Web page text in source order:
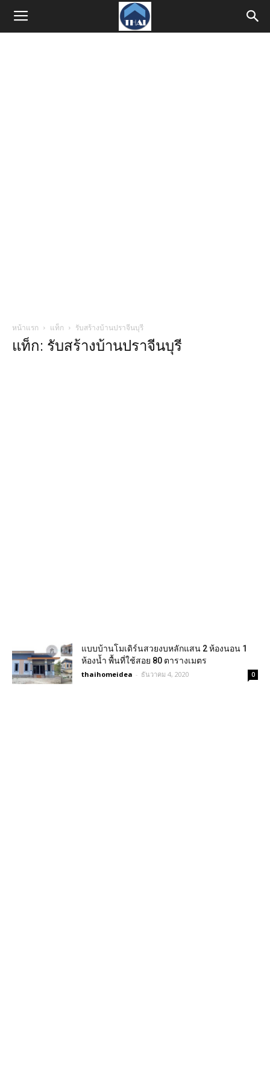
หน้าแรก แท็ก รับสร้างบ้านปราจีนบุรี
แท็ก: รับสร้างบ้านปราจีนบุรี
แบบบ้านโมเดิร์นสวยงบหลักแสน 2 ห้องนอน 1
ห้องน้ำ พื้นที่ใช้สอย 80 ตารางเมตร
thaihomeidea - ธันวาคม 4, 2020 0